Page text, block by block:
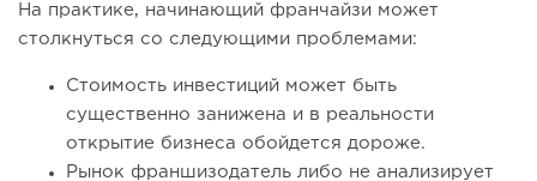
На практике, начинающий франчайзи может
столкнуться со следующими проблемами:
Стоимость инвестиций может быть
существенно занижена и в реальности
открытие бизнеса обойдется дороже.
Рынок франшизодатель либо не анализирует